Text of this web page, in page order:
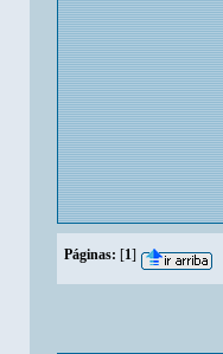
Páginas: [1]